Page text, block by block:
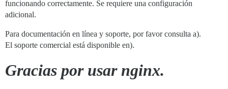
funcionando correctamente. Se requiere una configuración
adicional.
Para documentación en línea y soporte, por favor consulta a).
El soporte comercial está disponible en).
Gracias por usar nginx.